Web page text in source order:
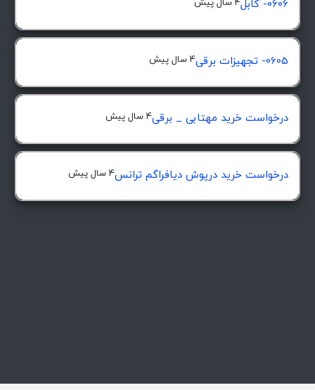
0606- کابل 4 سال پیش
0605- تجهیزات برقی 4 سال پیش
درخواست خرید مهتابی _ برقی4 سال پیش
درخواست خرید درپوش ديافراگم ترانس4 سال پیش